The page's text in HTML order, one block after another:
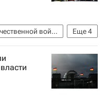
Еще4
80-летие Победы в Великой Отечественной войне
Россия
РФ)
80-летие Победы в Великой Отечественной войне